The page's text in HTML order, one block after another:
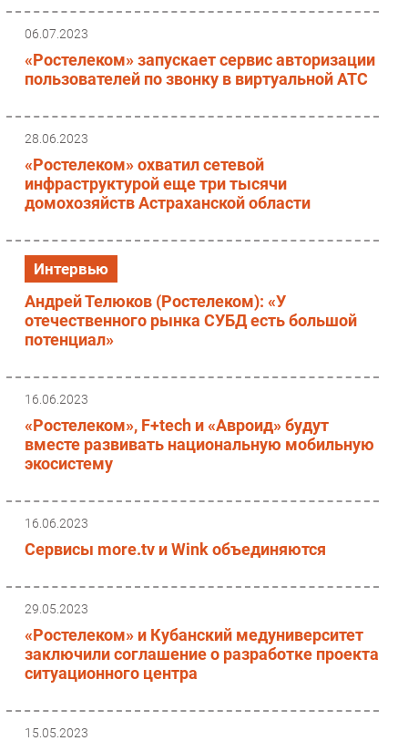
Новости
Аналитика
Интервью
Проекты
IT класс
Тестовый стенд
Каталог компаний
06.07.2023
«Ростелеком» запускает сервис авторизации
пользователей по звонку в виртуальной АТС
28.06.2023
«Ростелеком» охватил сетевой
инфраструктурой еще три тысячи
домохозяйств Астраханской области
Интервью
Андрей Телюков (Ростелеком): «У
отечественного рынка СУБД есть большой
потенциал»
16.06.2023
«Ростелеком», F+tech и «Авроид» будут
вместе развивать национальную мобильную
экосистему
16.06.2023
Сервисы more.tv и Wink объединяются
29.05.2023
«Ростелеком» и Кубанский медуниверситет
заключили соглашение о разработке проекта
ситуационного центра
15.05.2023